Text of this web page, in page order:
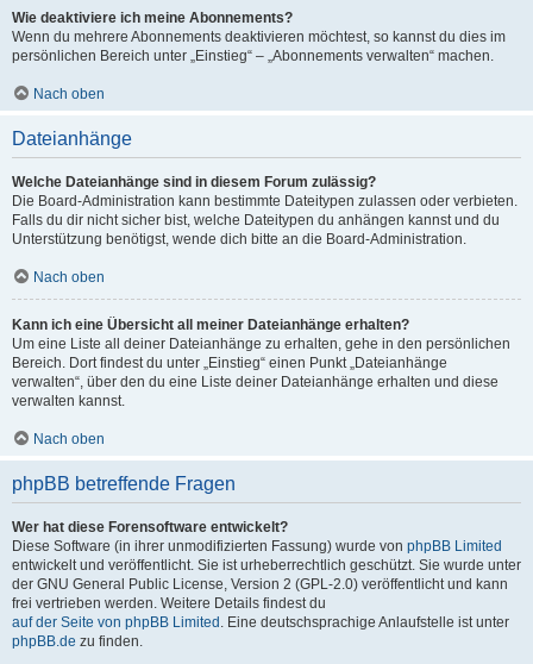
Wie deaktiviere ich meine Abonnements?
Wenn du mehrere Abonnements deaktivieren möchtest, so kannst du dies im
persönlichen Bereich unter „Einstieg“ – „Abonnements verwalten“ machen.
Nach oben
Dateianhänge
Welche Dateianhänge sind in diesem Forum zulässig?
Die Board-Administration kann bestimmte Dateitypen zulassen oder verbieten.
Falls du dir nicht sicher bist, welche Dateitypen du anhängen kannst und du
Unterstützung benötigst, wende dich bitte an die Board-Administration.
Nach oben
Kann ich eine Übersicht all meiner Dateianhänge erhalten?
Um eine Liste all deiner Dateianhänge zu erhalten, gehe in den persönlichen
Bereich. Dort findest du unter „Einstieg“ einen Punkt „Dateianhänge
verwalten“, über den du eine Liste deiner Dateianhänge erhalten und diese
verwalten kannst.
Nach oben
phpBB betreffende Fragen
Wer hat diese Forensoftware entwickelt?
Diese Software (in ihrer unmodifizierten Fassung) wurde von phpBB Limited
entwickelt und veröffentlicht. Sie ist urheberrechtlich geschützt. Sie wurde unter
der GNU General Public License, Version 2 (GPL-2.0) veröffentlicht und kann
frei vertrieben werden. Weitere Details findest du
auf der Seite von phpBB Limited . Eine deutschsprachige Anlaufstelle ist unter
phpBB.de zu finden.